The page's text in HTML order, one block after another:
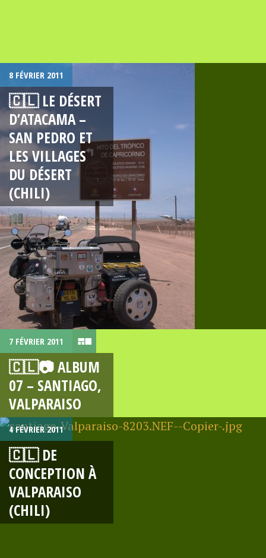
8 FÉVRIER 2011
🇨🇱 LE DÉSERT
D’ATACAMA –
SAN PEDRO ET
LES VILLAGES
DU DÉSERT
(CHILI)
7 FÉVRIER 2011
🇨🇱📷 ALBUM
07 – SANTIAGO,
VALPARAISO
4 FÉVRIER 2011
🇨🇱 DE
CONCEPTION À
VALPARAISO
(CHILI)